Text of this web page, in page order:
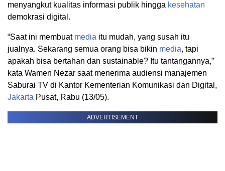
menyangkut kualitas informasi publik hingga kesehatan
demokrasi digital.
“Saat ini membuat media itu mudah, yang susah itu
jualnya. Sekarang semua orang bisa bikin media, tapi
apakah bisa bertahan dan sustainable? Itu tantangannya,”
kata Wamen Nezar saat menerima audiensi manajemen
Saburai TV di Kantor Kementerian Komunikasi dan Digital,
Jakarta Pusat, Rabu (13/05).
ADVERTISEMENT